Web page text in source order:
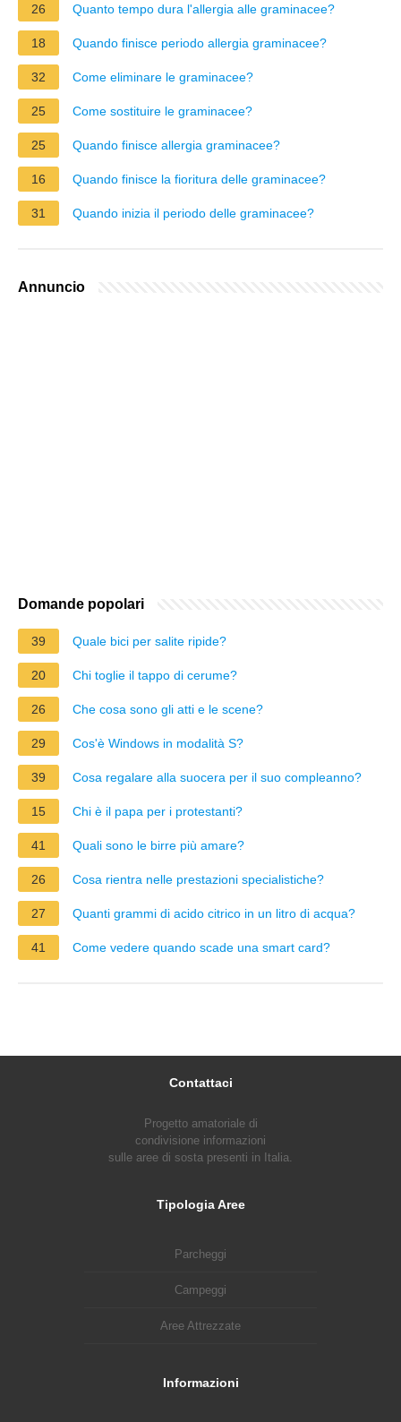
26 Quanto tempo dura l'allergia alle graminacee?
18 Quando finisce periodo allergia graminacee?
32 Come eliminare le graminacee?
25 Come sostituire le graminacee?
25 Quando finisce allergia graminacee?
16 Quando finisce la fioritura delle graminacee?
31 Quando inizia il periodo delle graminacee?
Annuncio
Domande popolari
39 Quale bici per salite ripide?
20 Chi toglie il tappo di cerume?
26 Che cosa sono gli atti e le scene?
29 Cos'è Windows in modalità S?
39 Cosa regalare alla suocera per il suo compleanno?
15 Chi è il papa per i protestanti?
41 Quali sono le birre più amare?
26 Cosa rientra nelle prestazioni specialistiche?
27 Quanti grammi di acido citrico in un litro di acqua?
41 Come vedere quando scade una smart card?
Contattaci
Progetto amatoriale di
condivisione informazioni
sulle aree di sosta presenti in Italia.
Tipologia Aree
Parcheggi
Campeggi
Aree Attrezzate
Informazioni